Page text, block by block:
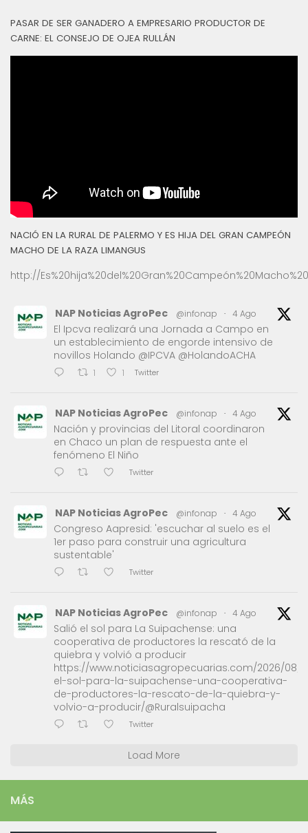
PASAR DE SER GANADERO A EMPRESARIO PRODUCTOR DE
CARNE: EL CONSEJO DE OJEA RULLÁN
NACIÓ EN LA RURAL DE PALERMO Y ES HIJA DEL GRAN CAMPEÓN
MACHO DE LA RAZA LIMANGUS
http://
NAP Noticias AgroPec @infonap · 4 Ago
El Ipcva realizará una Jornada a Campo en
un establecimiento de engorde intensivo de
novillos Holando @IPCVA @HolandoACHA
1 1 Twitter
NAP Noticias AgroPec @infonap · 4 Ago
Nación y provincias del Litoral coordinaron
en Chaco un plan de respuesta ante el
fenómeno El Niño
Twitter
NAP Noticias AgroPec @infonap · 4 Ago
Congreso Aapresid: 'escuchar al suelo es el
1er paso para construir una agricultura
sustentable'
Twitter
NAP Noticias AgroPec @infonap · 4 Ago
Salió el sol para La Suipachense: una
cooperativa de productores la rescató de la
quiebra y volvió a producir
https://www.noticiasagropecuarias.com/2026/08/
el-sol-para-la-suipachense-una-cooperativa-
de-productores-la-rescato-de-la-quiebra-y-
volvio-a-producir/@Ruralsuipacha
Twitter
Load More
MÁS